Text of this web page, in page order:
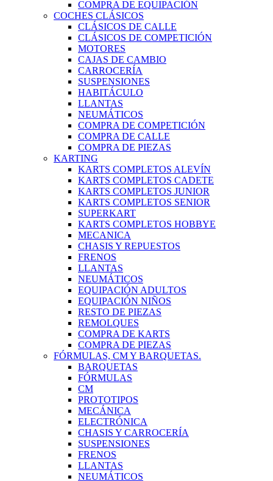
COMPRA DE EQUIPACIÓN
COCHES CLÁSICOS
CLÁSICOS DE CALLE
CLÁSICOS DE COMPETICIÓN
MOTORES
CAJAS DE CAMBIO
CARROCERÍA
SUSPENSIONES
HABITÁCULO
LLANTAS
NEUMÁTICOS
COMPRA DE COMPETICIÓN
COMPRA DE CALLE
COMPRA DE PIEZAS
KARTING
KARTS COMPLETOS ALEVÍN
KARTS COMPLETOS CADETE
KARTS COMPLETOS JUNIOR
KARTS COMPLETOS SENIOR
SUPERKART
KARTS COMPLETOS HOBBYE
MECANICA
CHASIS Y REPUESTOS
FRENOS
LLANTAS
NEUMÁTICOS
EQUIPACIÓN ADULTOS
EQUIPACIÓN NIÑOS
RESTO DE PIEZAS
REMOLQUES
COMPRA DE KARTS
COMPRA DE PIEZAS
FÓRMULAS, CM Y BARQUETAS.
BARQUETAS
FÓRMULAS
CM
PROTOTIPOS
MECÁNICA
ELECTRÓNICA
CHASIS Y CARROCERÍA
SUSPENSIONES
FRENOS
LLANTAS
NEUMÁTICOS